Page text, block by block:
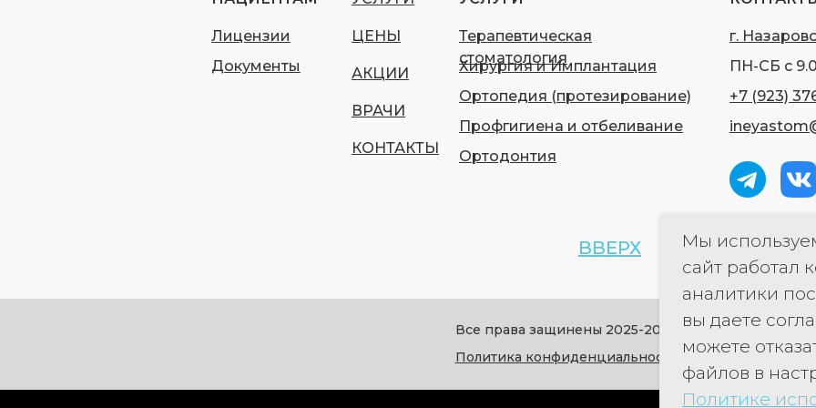
КОНТАКТЫ
ЦЕНЫ
Лицензии
Документы
Терапевтическая
стоматология
г.
+7 (923)
ПН-СБ с
Хирургия и Имплантация
Ортопедия (протезирование)
Профгигиена и отбеливание
Ортодонтия
ВРАЧИ
АКЦИИ
ВВЕРХ
Все права защинены 2025-2026
Политика конфиденциальности
Мы
сайт работал
аналитики
вы даете
можете
файлов в
Политике